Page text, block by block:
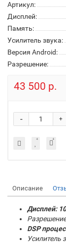
Артикул:
Дисплей:
Память:
Усилитель звука:
Версия Android:
Разрешение:
43 500 р.
+
-
Описание
Дисплей:
DSP
Усилитель